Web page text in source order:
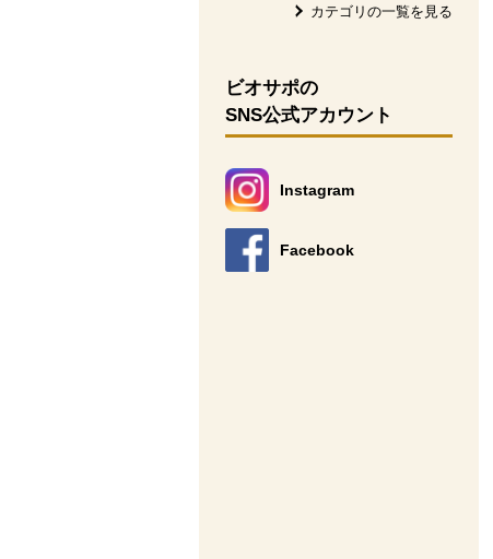
カテゴリの一覧を見る
ビオサポの
SNS公式アカウント
Instagram
別のウィンドウで開きます。
Facebook
別のウィンドウで開きます。